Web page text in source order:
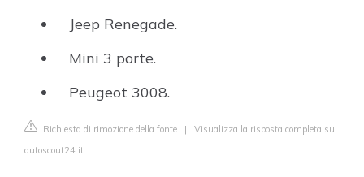
Jeep Renegade.
Mini 3 porte.
Peugeot 3008.
Richiesta di rimozione della fonte | Visualizza la risposta completa su
autoscout24.it